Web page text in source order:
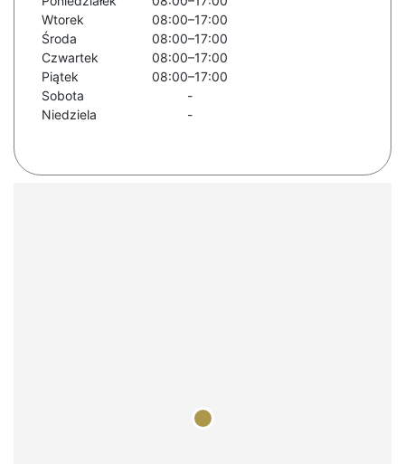
Wtorek
08:00–17:00
Środa
08:00–17:00
Czwartek
08:00–17:00
Piątek
08:00–17:00
Sobota
-
Niedziela
-